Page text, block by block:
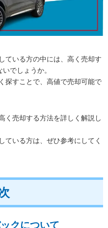
ている方の中には、高く売却す
でしょうか。
探すことで、高値で売却可能で
く売却する方法を詳しく解説し
ている方は、ぜひ参考にしてく
クについて